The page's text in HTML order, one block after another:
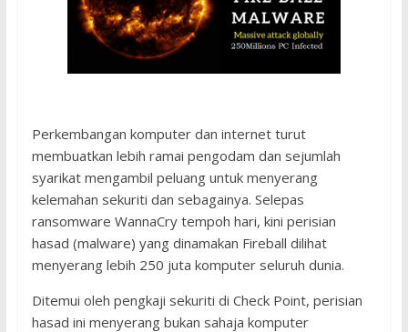
Perkembangan komputer dan internet turut
membuatkan lebih ramai pengodam dan sejumlah
syarikat mengambil peluang untuk menyerang
kelemahan sekuriti dan sebagainya. Selepas
ransomware WannaCry tempoh hari, kini perisian
hasad (malware) yang dinamakan Fireball dilihat
menyerang lebih 250 juta komputer seluruh dunia.
Ditemui oleh pengkaji sekuriti di Check Point, perisian
hasad ini menyerang bukan sahaja komputer